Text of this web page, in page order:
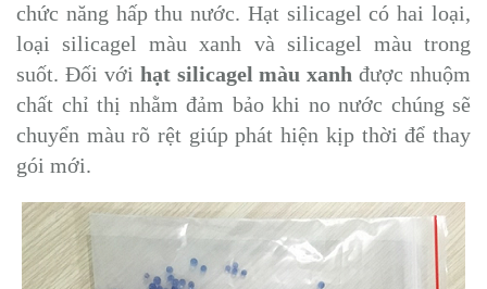
chức năng hấp thu nước. Hạt silicagel có hai loại,
loại silicagel màu xanh và silicagel màu trong
suốt. Đối với hạt silicagel màu xanh được nhuộm
chất chỉ thị nhằm đảm bảo khi no nước chúng sẽ
chuyển màu rõ rệt giúp phát hiện kịp thời để thay
gói mới.